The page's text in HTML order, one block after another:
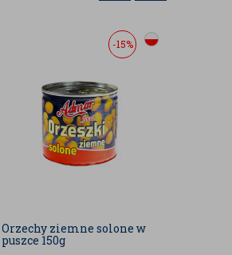
-15%
Orzechy ziemne solone w
puszce 150g